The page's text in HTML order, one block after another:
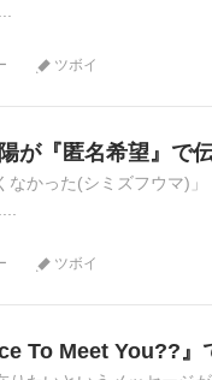
ー ツボイ
が『匿名希望』で
なかった(シミズフウマ)
ー ツボイ
To Meet You??』